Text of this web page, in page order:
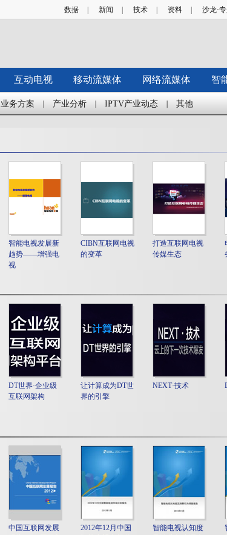
数据 新闻 技术 资料 沙龙·
互动电视 移动流媒体 网络流媒体 智
业务方案 产业分析 IPTV产业动态 其他
智能电视发展新
趋势——增强电
视
CIBN互联网电视
的变革
打造互联网电视
传媒生态
DT世界·企业级
互联网架构
让计算成为DT世
界的引擎
NEXT·技术
中国互联网发展
2012年12月中国
智能电视认知度